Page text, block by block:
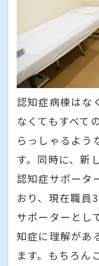
認知症病棟はな
なくてもすべて
らっしゃるよう
す。同時に、新
認知症サポータ
おり、現在職員
サポーターとし
知症に理解があ
ます。もちろん